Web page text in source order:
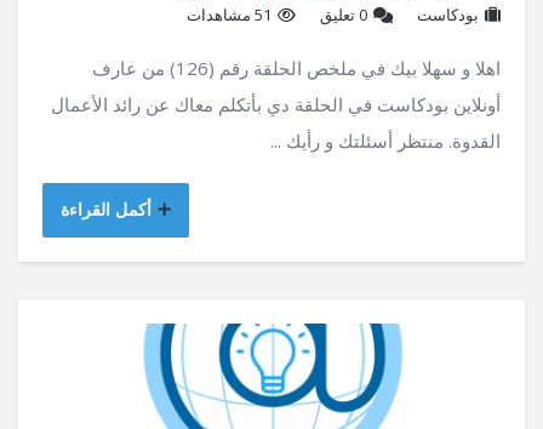
بودكاست
‫0 تعليق 51 مشاهدات
اهلا و سهلا بيك في ملخص الحلقة رقم (126) من عارف
أونلاين بودكاست في الحلقة دي بأتكلم معاك عن رائد الأعمال
القدوة. منتظر أسئلتك و رأيك ...
أكمل القراءة